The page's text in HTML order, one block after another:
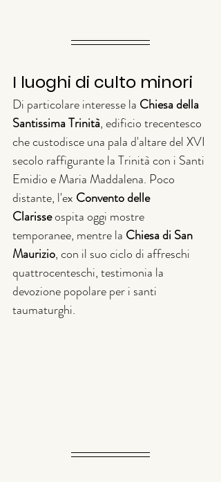
I luoghi di culto minori
Di particolare interesse la Chiesa della
Santissima Trinità, edificio trecentesco
che custodisce una pala d'altare del XVI
secolo raffigurante la Trinità con i Santi
Emidio e Maria Maddalena. Poco
distante, l'ex Convento delle
Clarisse ospita oggi mostre
temporanee, mentre la Chiesa di San
Maurizio, con il suo ciclo di affreschi
quattrocenteschi, testimonia la
devozione popolare per i santi
taumaturghi.